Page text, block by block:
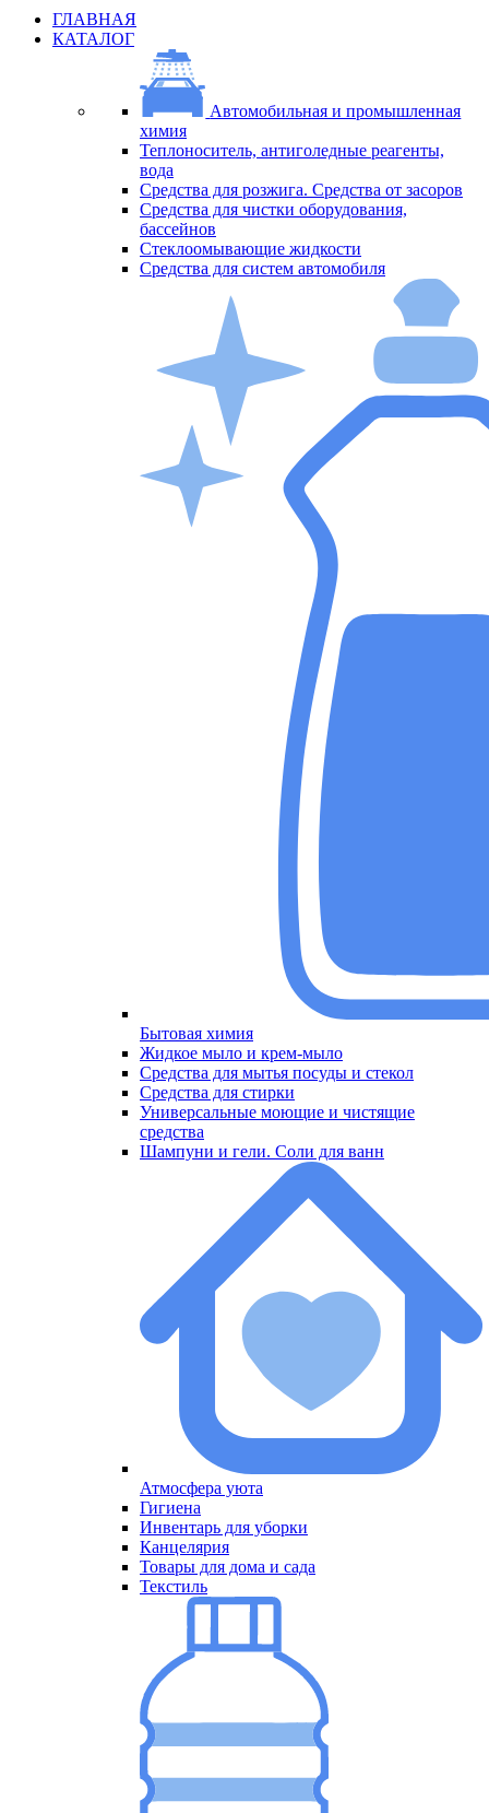
ГЛАВНАЯ
КАТАЛОГ
Автомобильная и промышленная
химия
МенюТеплоноситель, антиголедные реагенты,
вода
Средства для розжига. Средства от засоров
Средства для чистки оборудования,
бассейнов
Стеклоомывающие жидкости
Средства для систем автомобиля
Бытовая химия
МенюЖидкое мыло и крем-мыло
Средства для мытья посуды и стекол
Средства для стирки
Универсальные моющие и чистящие
средства
Шампуни и гели. Соли для ванн
Атмосфера уюта
МенюГигиена
Инвентарь для уборки
Канцелярия
Товары для дома и сада
Текстиль